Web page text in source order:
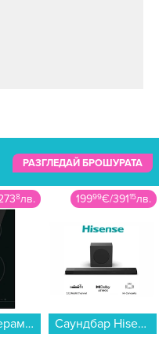
РАЗГЛЕДАЙ БРОШУРАТА
15лв.
Саундбар Hisense AX3120Q...
149900€/293179лв.
Смартфон Samsung GALAXY Z FLIP8 512GB PINK SM-F776BLIH , 12 GB, 512 GB...